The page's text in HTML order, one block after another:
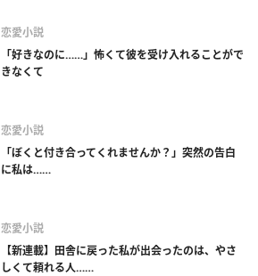
恋愛小説
「好きなのに……」怖くて彼を受け入れることがで
きなくて
恋愛小説
「ぼくと付き合ってくれませんか？」突然の告白
に私は……
恋愛小説
【新連載】田舎に戻った私が出会ったのは、やさ
しくて頼れる人……